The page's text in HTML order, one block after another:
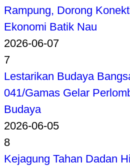
Rampung, Dorong
Ekonomi Batik Nau
2026-06-07
7
Lestarikan Budaya
041/Gamas Gelar
Budaya
2026-06-05
8
Kejagung Tahan Dadan